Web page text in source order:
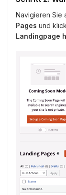
Navigieren Sie
Pages und
Landingpage